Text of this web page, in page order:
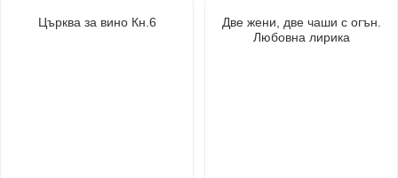
Църква за вино Кн.6
Две жени, две чаши с огън.
Любовна лирика